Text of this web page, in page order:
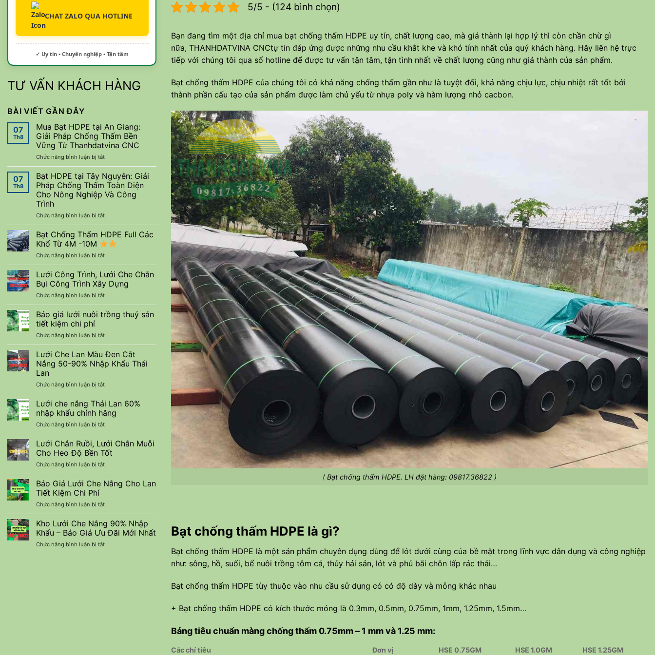
CHAT ZALO QUA HOTLINE
✓ Uy tín • Chuyên nghiệp • Tận tâm
TƯ VẤN KHÁCH HÀNG
BÀI VIẾT GẦN ĐÂY
07
Th8
Mua Bạt HDPE tại An Giang:
Giải Pháp Chống Thấm Bền
Vững Từ Thanhdatvina CNC
Chức năng bình luận bị tắtở
Mua
Bạt
HDPE
tại
An
Giải
Chống
Thấm
Bền
Vững
Từ
Thanhdatvina
CNC
07
Th8
Bạt HDPE tại Tây Nguyên: Giải
Pháp Chống Thấm Toàn Diện
Cho Nông Nghiệp Và Công
Trình
Chức năng bình luận bị tắtở
Bạt
HDPE
tại
Tây
Nguyên:
Giải
Pháp
Chống
Thấm
Toàn
Diện
Cho
Và
Trình
Bạt Chống Thấm HDPE Full Các
Khổ Từ 4M -10M
Chức năng bình luận bị tắtở
Bạt
Chống
Thấm
HDPE
Full
Các
Khổ
-10M
Lưới Công Trình, Lưới Che Chắn
Bụi Công Trình Xây Dựng
Chức năng bình luận bị tắtở
Lưới
Công
Trình,
Che
Chắn
Bụi
Công
Trình
Dựng
Báo giá lưới nuôi trồng thuỷ sản
tiết kiệm chi phí
Chức năng bình luận bị tắtở
Báo
giá
lưới
nuôi
thuỷ
sản
tiết
kiệm
chi
phí
Lưới Che Lan Màu Đen Cắt
Nắng 50-90% Nhập Khẩu Thái
Lan
Chức năng bình luận bị tắtở
Lưới
Che
Lan
Màu
Đen
Cắt
Nắng
50-
Nhập
Khẩu
Thái
Lưới che nắng Thái Lan 60%
nhập khẩu chính hãng
Chức năng bình luận bị tắtở
Lưới
che
nắng
Thái
Lan
60%
nhập
hãng
Lưới Chắn Ruồi, Lưới Chắn Muỗi
Cho Heo Độ Bền Tốt
Chức năng bình luận bị tắtở
Lưới
Chắn
Ruồi,
Chắn
Muỗi
Cho
Heo
Bền
Báo Giá Lưới Che Nắng Cho Lan
Tiết Kiệm Chi Phí
Chức năng bình luận bị tắtở
Báo
Giá
Lưới
Che
Nắng
Kho Lưới Che Nắng 90% Nhập
Khẩu – Báo Giá Ưu Đãi Mới Nhất
Chức năng bình luận bị tắtở
5/5 - (124 bình chọn)
Bạn đang tìm một địa chỉ mua bạt chống thấm HDPE uy tín, chất lượng cao, mà giá thành lại hợp lý thì còn chần chừ gì
nữa, THANHDATVINA CNCtự tin đáp ứng được những nhu cầu khắt khe và khó tính nhất của quý khách hàng. Hãy liên hệ trực
tiếp với chúng tôi qua số hotline để được tư vấn tận tâm, tận tình nhất về chất lượng cũng như giá thành của sản phẩm.
Bạt chống thấm HDPE của chúng tôi có khả năng chống thấm gần như là tuyệt đối, khả năng chịu lực, chịu nhiệt rất tốt bởi
thành phần cấu tạo của sản phẩm được làm chủ yếu từ nhựa poly và hàm lượng nhỏ cacbon.
( Bạt chống thấm HDPE. LH đặt hàng: 09817.36822 )
Bạt chống thấm HDPE là gì?
Bạt chống thấm HDPE là một sản phẩm chuyên dụng dùng để lót dưới cùng của bề mặt trong lĩnh vực dân dụng và công nghiệp
như: sông, hồ, suối, bể nuôi trồng tôm cá, thủy hải sản, lót và phủ bãi chôn lấp rác thải…
Bạt chống thấm HDPE tùy thuộc vào nhu cầu sử dụng có có độ dày và mỏng khác nhau
+ Bạt chống thấm HDPE có kích thước mỏng là 0.3mm, 0.5mm, 0.75mm, 1mm, 1.25mm, 1.5mm…
Bảng tiêu chuẩn màng chống thấm 0.75mm – 1 mm và 1.25 mm:
Các chỉ tiêu Đơn vị HSE 0.75GM HSE 1.0GM
HSE 1.25GM